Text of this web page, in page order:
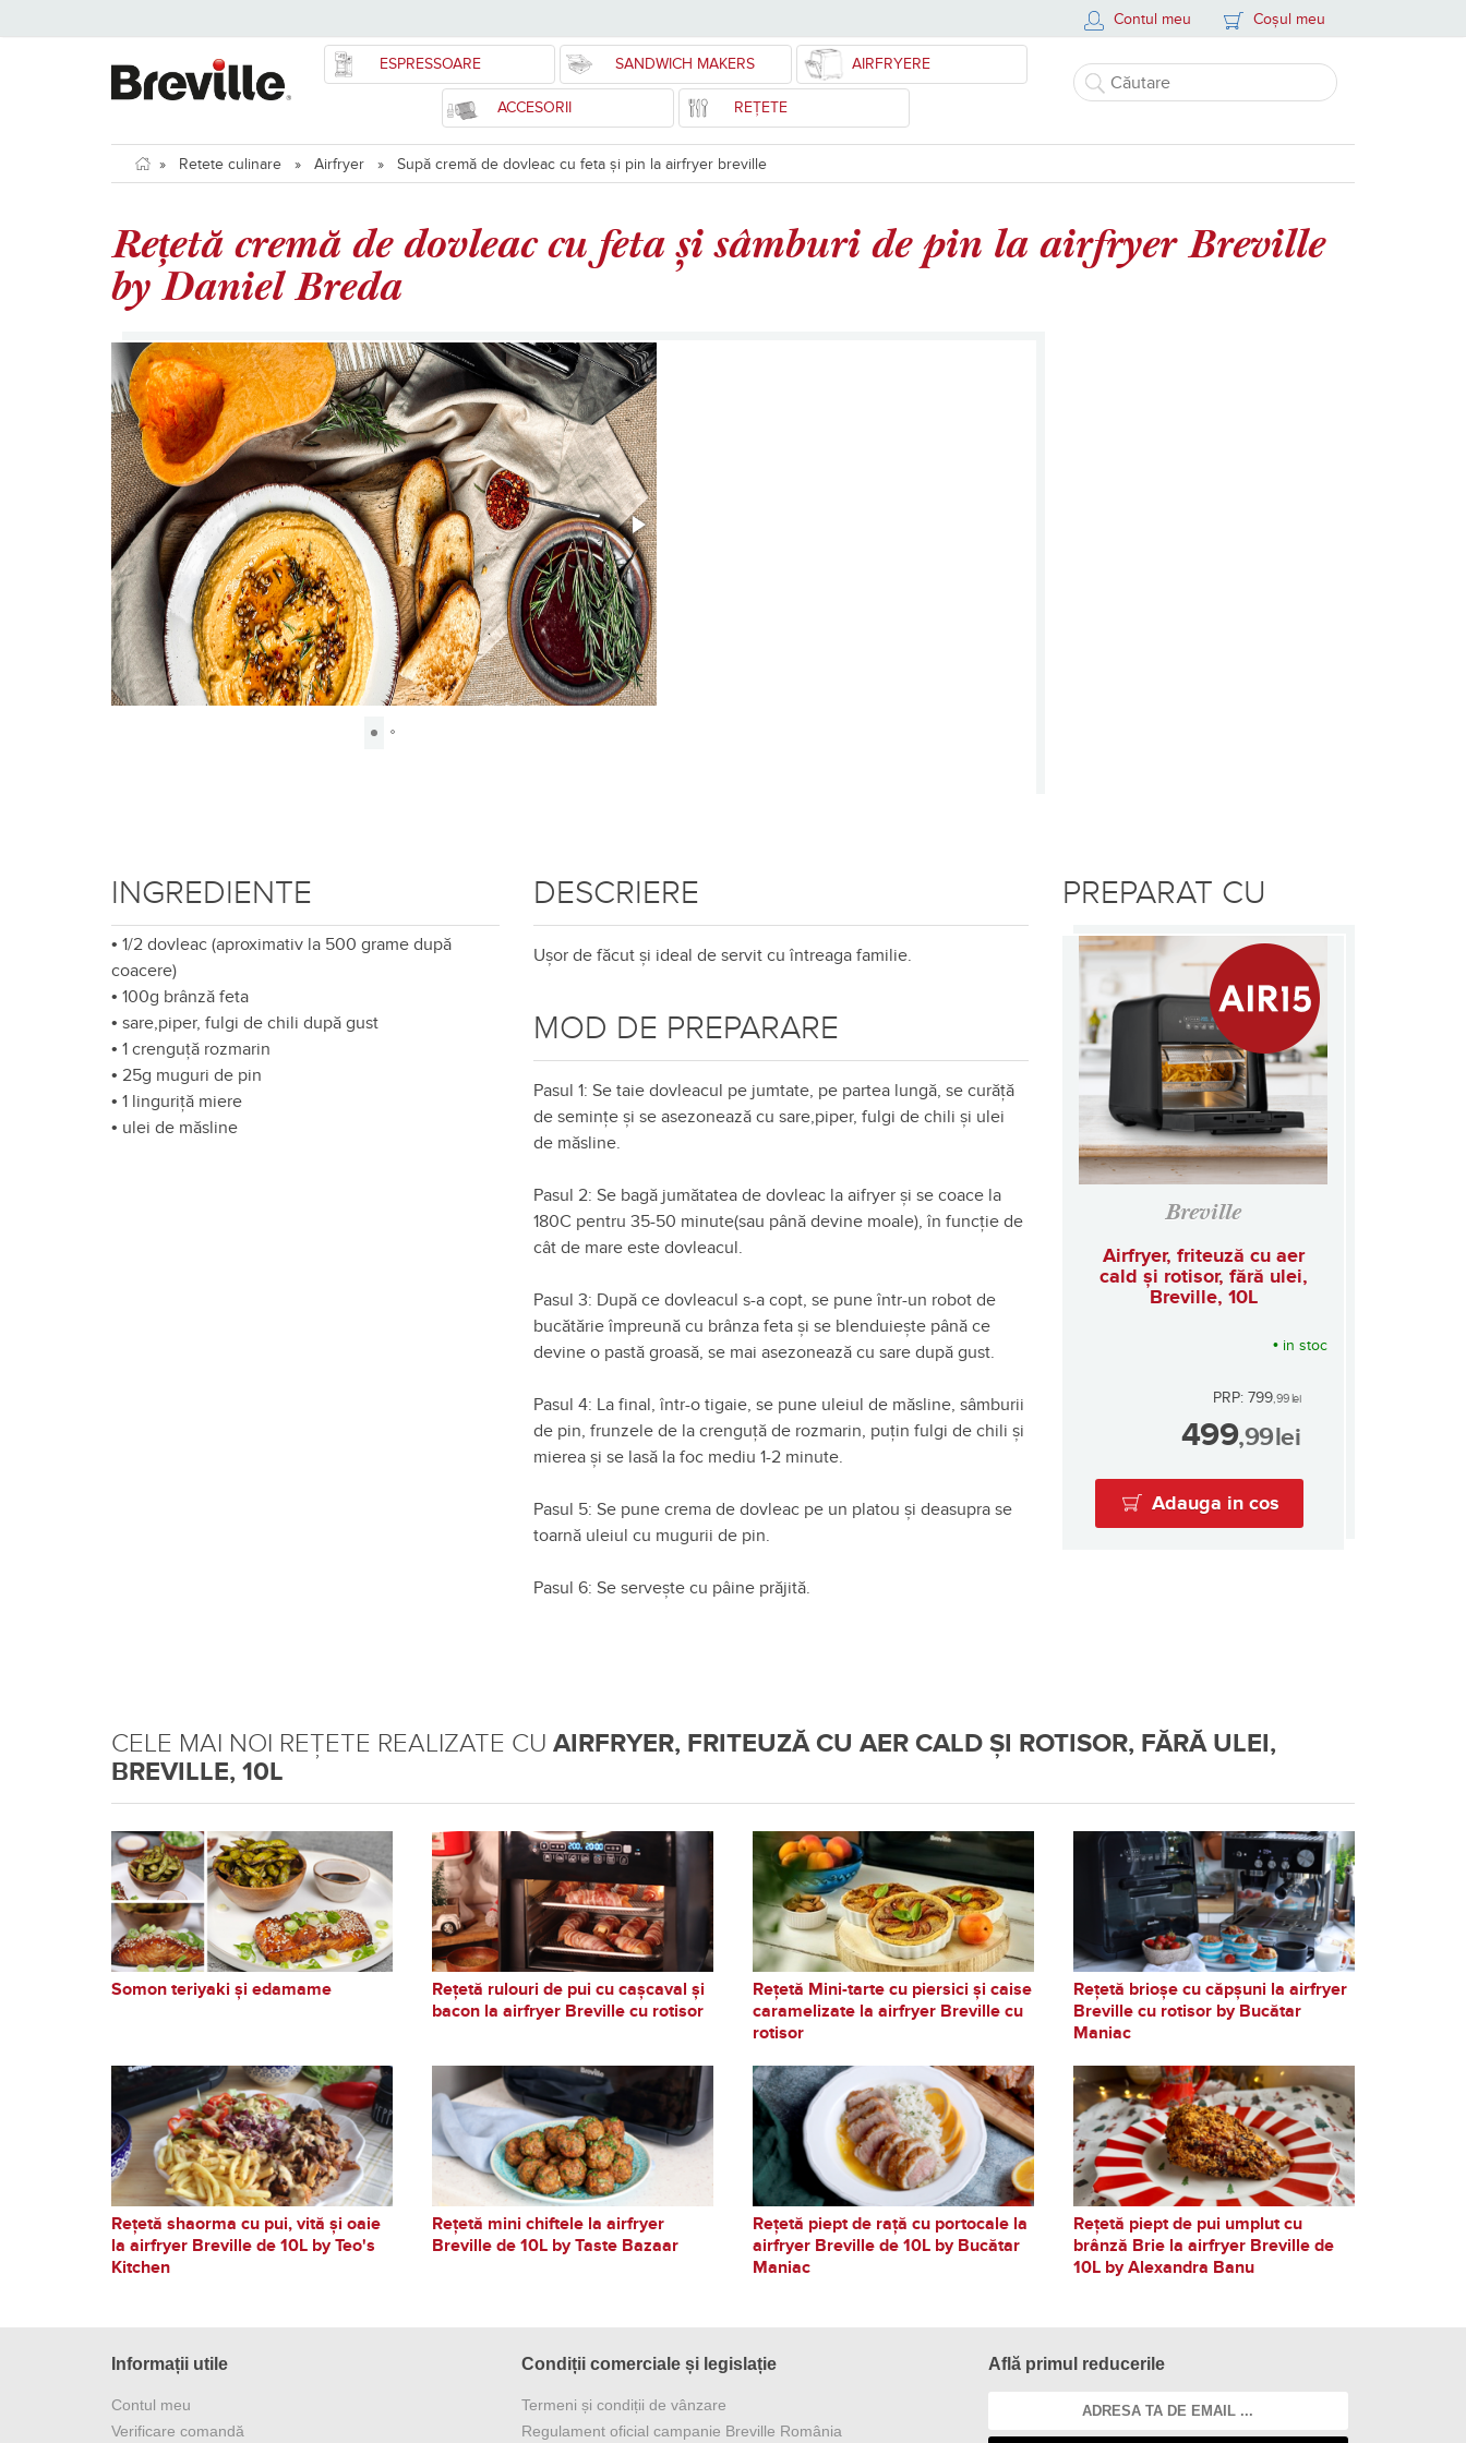
Contul meu Coșul meu
ESPRESSOARE SANDWICH MAKERS AIRFRYERE
ACCESORII REȚETE
» Retete culinare » Airfryer » Supă cremă de dovleac cu feta și pin la airfryer breville
Rețetă cremă de dovleac cu feta și sâmburi de pin la airfryer Breville
by Daniel Breda
INGREDIENTE
• 1/2 dovleac (aproximativ la 500 grame după
coacere)
• 100g brânză feta
• sare,piper, fulgi de chili după gust
• 1 crenguță rozmarin
• 25g muguri de pin
• 1 linguriță miere
• ulei de măsline
DESCRIERE
Ușor de făcut și ideal de servit cu întreaga familie.
MOD DE PREPARARE
Pasul 1: Se taie dovleacul pe jumtate, pe partea lungă, se curăță
de semințe și se asezonează cu sare,piper, fulgi de chili și ulei
de măsline.
Pasul 2: Se bagă jumătatea de dovleac la aifryer și se coace la
180C pentru 35-50 minute(sau până devine moale), în funcție de
cât de mare este dovleacul.
Pasul 3: După ce dovleacul s-a copt, se pune într-un robot de
bucătărie împreună cu brânza feta și se blenduiește până ce
devine o pastă groasă, se mai asezonează cu sare după gust.
Pasul 4: La final, într-o tigaie, se pune uleiul de măsline, sâmburii
de pin, frunzele de la crenguță de rozmarin, puțin fulgi de chili și
mierea și se lasă la foc mediu 1-2 minute.
Pasul 5: Se pune crema de dovleac pe un platou și deasupra se
toarnă uleiul cu mugurii de pin.
Pasul 6: Se servește cu pâine prăjită.
PREPARAT CU
Breville
Airfryer, friteuză cu aer
cald și rotisor, fără ulei,
Breville, 10L
• in stoc
PRP: 799,99lei
499,99lei
Adauga in cos
CELE MAI NOI REȚETE REALIZATE CU AIRFRYER, FRITEUZĂ CU AER CALD ȘI ROTISOR, FĂRĂ ULEI,
BREVILLE, 10L
Somon teriyaki și edamame
Rețetă rulouri de pui cu cașcaval și
bacon la airfryer Breville cu rotisor
Rețetă Mini-tarte cu piersici și caise
caramelizate la airfryer Breville cu
rotisor
Rețetă brioșe cu căpșuni la airfryer
Breville cu rotisor by Bucătar
Maniac
Rețetă shaorma cu pui, vită și oaie
la airfryer Breville de 10L by Teo's
Kitchen
Rețetă mini chiftele la airfryer
Breville de 10L by Taste Bazaar
Rețetă piept de rață cu portocale la
airfryer Breville de 10L by Bucătar
Maniac
Rețetă piept de pui umplut cu
brânză Brie la airfryer Breville de
10L by Alexandra Banu
Informații utile
Contul meu
Verificare comandă
Condiții comerciale și legislație
Termeni și condiții de vânzare
Regulament oficial campanie Breville România
Află primul reducerile